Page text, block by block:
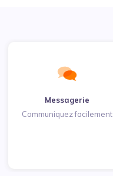
Messagerie
Communiquez facilement